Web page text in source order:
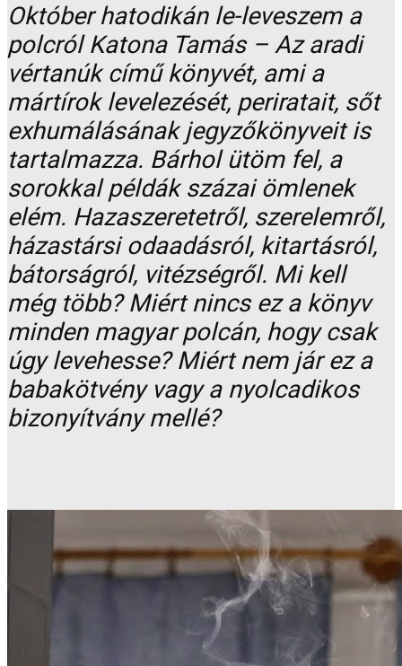
Október hatodikán le-leveszem a
polcról Katona Tamás – Az aradi
vértanúk című könyvét, ami a
mártírok levelezését, periratait, sőt
exhumálásának jegyzőkönyveit is
tartalmazza. Bárhol ütöm fel, a
sorokkal példák százai ömlenek
elém. Hazaszeretetről, szerelemről,
házastársi odaadásról, kitartásról,
bátorságról, vitézségről. Mi kell
még több? Miért nincs ez a könyv
minden magyar polcán, hogy csak
úgy levehesse? Miért nem jár ez a
babakötvény vagy a nyolcadikos
bizonyítvány mellé?